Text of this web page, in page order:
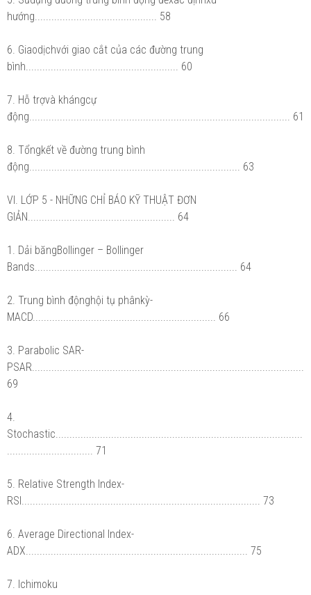
hướng............................................ 58
6. Giaodịchvới giao cắt của các đường trung
bình....................................................... 60
7. Hỗ trợvà khángcự
động.............................................................................................. 61
8. Tổngkết về đường trung bình
động............................................................................ 63
VI. LỚP 5 - NHỮNG CHỈ BÁO KỸ THUẬT ĐƠN
GIẢN..................................................... 64
1. Dải băngBollinger – Bollinger
Bands......................................................................... 64
2. Trung bình độnghội tụ phânkỳ-
MACD.................................................................. 66
3. Parabolic SAR-
PSAR..................................................................................................
69
4.
Stochastic.........................................................................................
............................... 71
5. Relative Strength Index-
RSI...................................................................................... 73
6. Average Directional Index-
ADX................................................................................ 75
7. Ichimoku